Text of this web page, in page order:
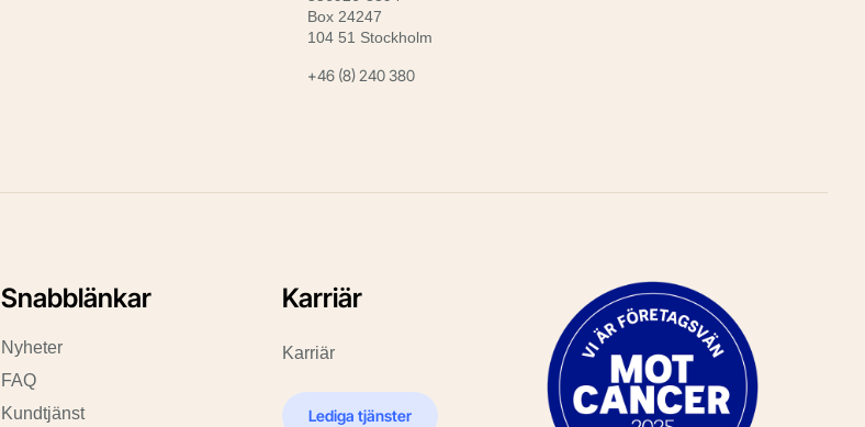
Box 24247
104 51 Stockholm
+46 (8) 240 380
Snabblänkar
Nyheter
FAQ
Kundtjänst
Karriär
Karriär
Lediga tjänster